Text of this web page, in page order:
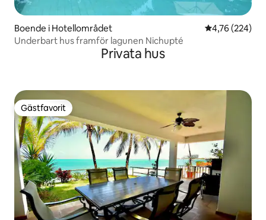
Boende i Hotellområdet 4,76 av 5 i
4,76 (224)
Underbart hus framför lagunen Nichupté
Privata hus
Gästfavorit
Gästfavorit